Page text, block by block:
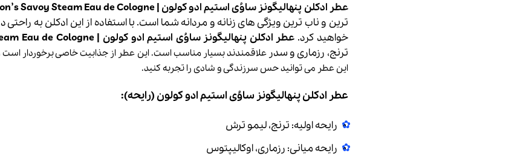
عطر ادکلن پنهالیگونز ساوُی استیم ادو کولون | Penhaligon’s Savoy Steam Eau de Cologne
ترین و ناب ترین ویژگی های زنانه و مردانه شما است. با استفاده از این ادکلن به راحتی
خواهید کرد. عطر ادکلن پنهالیگونز ساوُی استیم ادو کولون | Penhaligon’s Savoy Steam Eau de Cologne
ترنج، رزماری و سدر علاقمندند بسیار مناسب است. این عطر از جذابیت خاصی برخوردار است و
این عطر می توانید حس سرزندگی و شادی را تجربه کنید.
عطر ادکلن پنهالیگونز ساوُی استیم ادو کولون (رایحه):
رایحه اولیه: ترنج، لیمو ترش
رایحه میانی: رزماری، اوکالیپتوس